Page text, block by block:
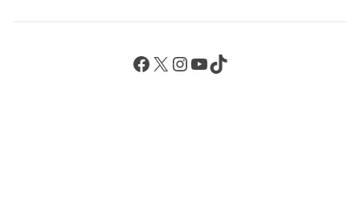
Facebook
X Instagram
YouTube
TikTok